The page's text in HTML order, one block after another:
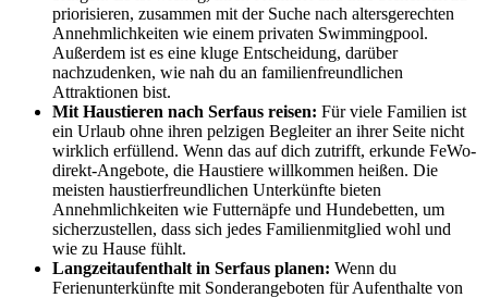
priorisieren, zusammen mit der Suche nach altersgerechten
Annehmlichkeiten wie einem privaten Swimmingpool.
Außerdem ist es eine kluge Entscheidung, darüber
nachzudenken, wie nah du an familienfreundlichen
Attraktionen bist.
Mit Haustieren nach Serfaus reisen: Für viele Familien ist
ein Urlaub ohne ihren pelzigen Begleiter an ihrer Seite nicht
wirklich erfüllend. Wenn das auf dich zutrifft, erkunde FeWo-
direkt-Angebote, die Haustiere willkommen heißen. Die
meisten haustierfreundlichen Unterkünfte bieten
Annehmlichkeiten wie Futternäpfe und Hundebetten, um
sicherzustellen, dass sich jedes Familienmitglied wohl und
wie zu Hause fühlt.
Langzeitaufenthalt in Serfaus planen: Wenn du
Ferienunterkünfte mit Sonderangeboten für Aufenthalte von